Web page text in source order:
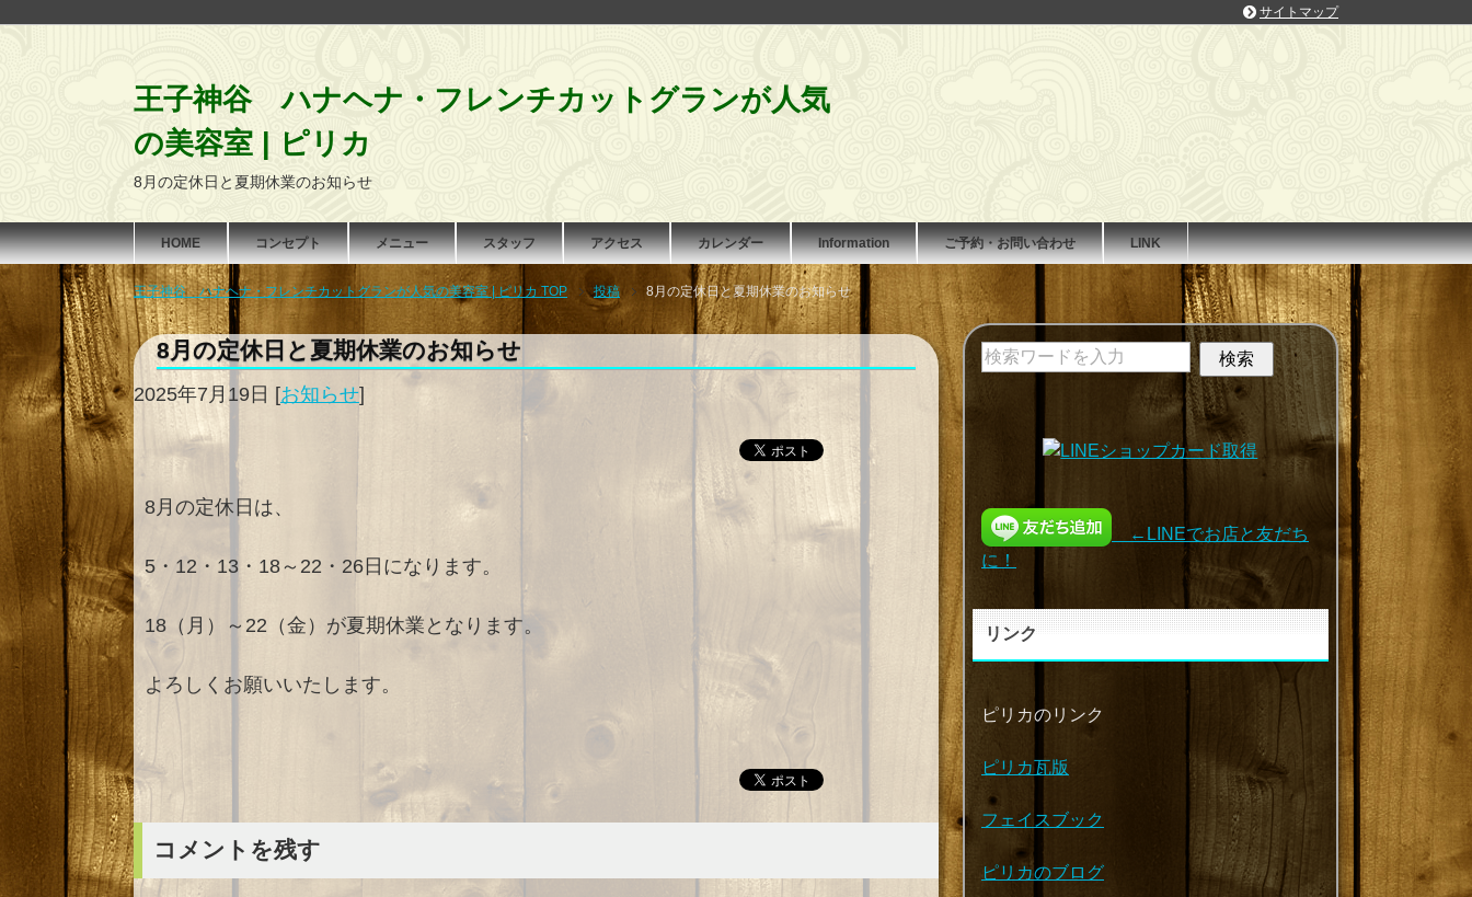
王子神谷 ハナヘナ・フレンチカットグランが人気
の美容室 | ピリカ
8月の定休日と夏期休業のお知らせ
HOME コンセプト メニュー スタッフ アクセス カレンダー Information ご予約・お問い合わせ LINK
王子神谷 ハナヘナ・フレンチカットグランが人気の美容室 | ピリカ TOP 投稿 8月の定休日と夏期休業のお知らせ
8月の定休日と夏期休業のお知らせ
2025年7月19日 [お知らせ]
8月の定休日は、
5・12・13・18～22・26日になります。
18（月）～22（金）が夏期休業となります。
よろしくお願いいたします。
コメントを残す
←LINEでお店と友だち
に！
リンク
ピリカのリンク
ピリカ瓦版
フェイスブック
ピリカのブログ
サイトマップ